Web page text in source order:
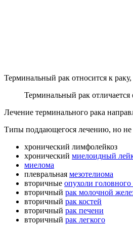
Терминальный рак относится к
Терминальный рак отличается
Лечение терминального рака
Типы поддающегося лечению, но не
хронический лимфолейкоз
хронический миелоидный
миелома
плевральная мезотелиома
вторичные опухоли головного
вторичный рак молочной
вторичный рак костей
вторичный рак печени
вторичный рак легкого